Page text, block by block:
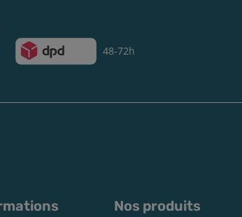
48-72h
Nos produits